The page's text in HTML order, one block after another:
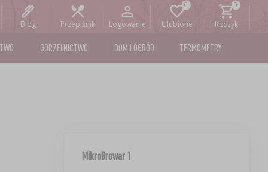
Blog Przepiśnik Logowanie Ulubione Koszyk
GORZELNICTWO DOM I OGRÓD TERMOMETRY
MikroBrowar 1